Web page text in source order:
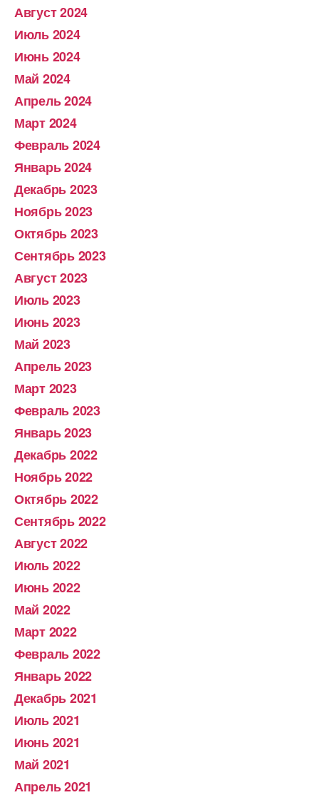
Август 2024
Июль 2024
Июнь 2024
Май 2024
Апрель 2024
Март 2024
Февраль 2024
Январь 2024
Декабрь 2023
Ноябрь 2023
Октябрь 2023
Сентябрь 2023
Август 2023
Июль 2023
Июнь 2023
Май 2023
Апрель 2023
Март 2023
Февраль 2023
Январь 2023
Декабрь 2022
Ноябрь 2022
Октябрь 2022
Сентябрь 2022
Август 2022
Июль 2022
Июнь 2022
Май 2022
Март 2022
Февраль 2022
Январь 2022
Декабрь 2021
Июль 2021
Июнь 2021
Май 2021
Апрель 2021